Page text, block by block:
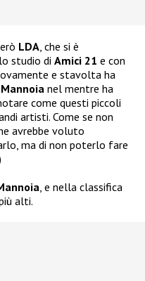
LDA, che si è
studio di Amici 21 e con
e stavolta ha
Mannoia nel mentre ha
come questi piccoli
artisti. Come se non
avrebbe voluto
ma di non poterlo fare
, e nella classifica
alti.